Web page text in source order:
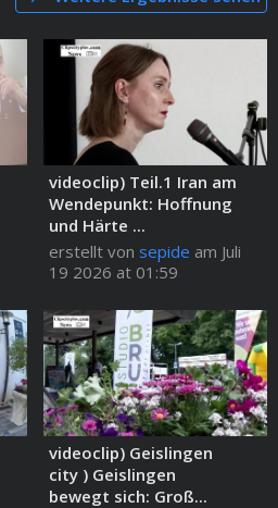
videoclip) Teil.1 Iran am
Wendepunkt: Hoffnung
und Härte ...
erstellt von sepide am Juli
19 2026 at 01:59
videoclip) Geislingen
city ) Geislingen
bewegt sich: Groß...